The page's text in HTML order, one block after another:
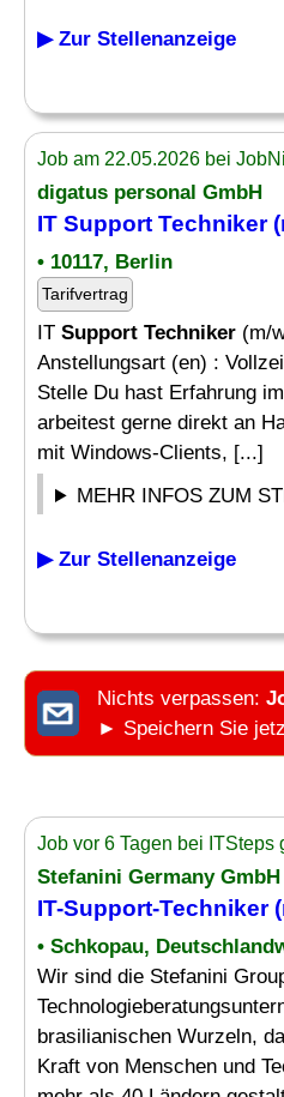
▶ Zur Stellenanzeige
Job am 22.05.2026 bei
digatus personal GmbH
IT Support Techniker
• 10117, Berlin
Tarifvertrag
IT Support Techniker (m/
Anstellungsart (en) :
Stelle Du hast Erfahrung
arbeitest gerne direkt an
mit Windows-Clients, [...]
MEHR INFOS ZUM
▶ Zur Stellenanzeige
Nichts verpassen:
► Speichern Sie
Job vor 6 Tagen bei ITSteps
Stefanini Germany GmbH
IT-Support-Techniker
• Schkopau,
Wir sind die Stefanini
brasilianischen Wurzeln,
Kraft von Menschen und